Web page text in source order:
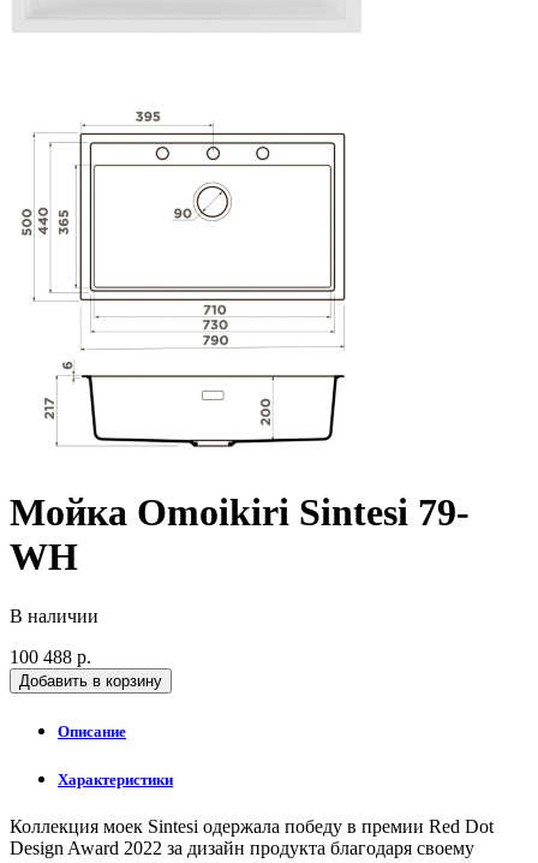
Мойка Omoikiri Sintesi 79-
WH
В наличии
100 488 р.
Добавить в корзину
Описание
Характеристики
Коллекция моек Sintesi одержала победу в премии Red Dot
Design Award 2022 за дизайн продукта благодаря своему